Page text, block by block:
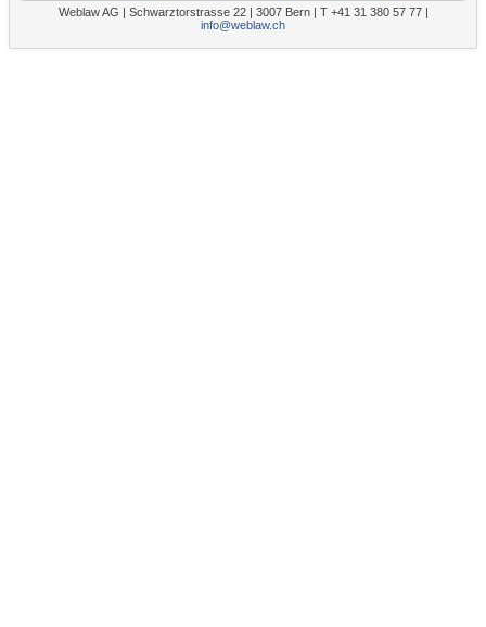
Weblaw AG | Schwarztorstrasse 22 | 3007 Bern | T +41 31 380 57 77 |
info@weblaw.ch